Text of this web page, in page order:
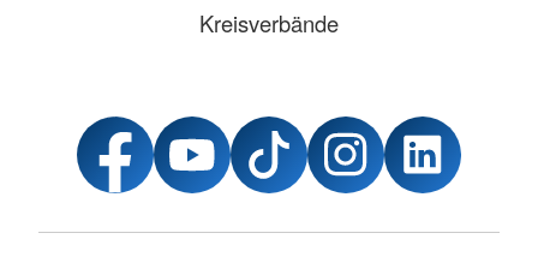
Kreisverbände